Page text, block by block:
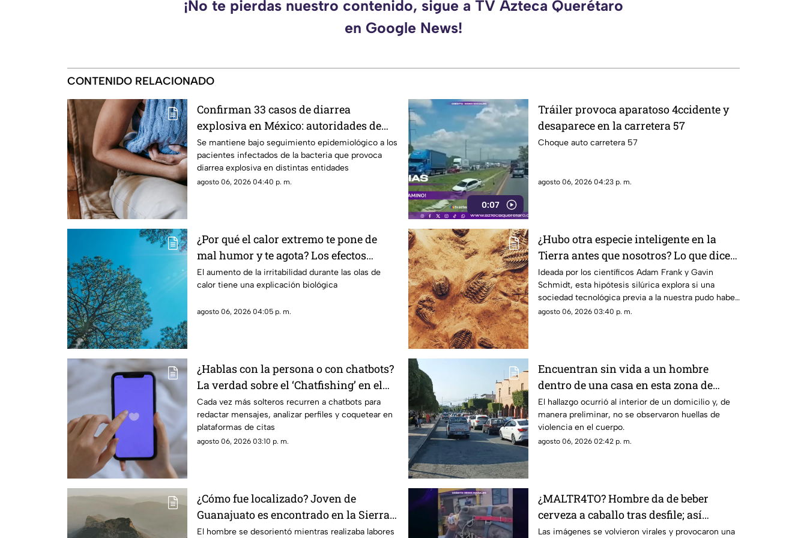
¡No te pierdas nuestro contenido, sigue a TV Azteca Querétaro
en Google News!
CONTENIDO RELACIONADO
Confirman 33 casos de diarrea
explosiva en México: autoridades de
salud emiten recomendaciones
Se mantiene bajo seguimiento epidemiológico a los
pacientes infectados de la bacteria que provoca
diarrea explosiva en distintas entidades
agosto 06, 2026 04:40 p. m.
0:07
Tráiler provoca aparatoso 4ccidente y
desaparece en la carretera 57
Choque auto carretera 57
agosto 06, 2026 04:23 p. m.
¿Por qué el calor extremo te pone de
mal humor y te agota? Los efectos
reales de las altas temperaturas en el
cuerpo
El aumento de la irritabilidad durante las olas de
calor tiene una explicación biológica
agosto 06, 2026 04:05 p. m.
¿Hubo otra especie inteligente en la
Tierra antes que nosotros? Lo que dice
la ciencia sobre la hipótesis silúrica
Ideada por los científicos Adam Frank y Gavin
Schmidt, esta hipótesis silúrica explora si una
sociedad tecnológica previa a la nuestra pudo haber
habitado la Tierra
agosto 06, 2026 03:40 p. m.
¿Hablas con la persona o con chatbots?
La verdad sobre el ‘Chatfishing’ en el
coqueteo digital
Cada vez más solteros recurren a chatbots para
redactar mensajes, analizar perfiles y coquetear en
plataformas de citas
agosto 06, 2026 03:10 p. m.
Encuentran sin vida a un hombre
dentro de una casa en esta zona de
Querétaro
El hallazgo ocurrió al interior de un domicilio y, de
manera preliminar, no se observaron huellas de
violencia en el cuerpo.
agosto 06, 2026 02:42 p. m.
¿Cómo fue localizado? Joven de
Guanajuato es encontrado en la Sierra
Gorda de Querétaro
El hombre se desorientó mientras realizaba labores
¿MALTR4TO? Hombre da de beber
cerveza a caballo tras desfile; así
reaccionó el animal
Las imágenes se volvieron virales y provocaron una